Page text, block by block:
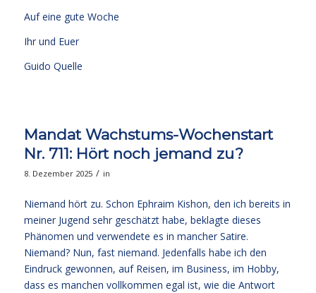
Auf eine gute Woche
Ihr und Euer
Guido Quelle
Mandat Wachstums-Wochenstart
Nr. 711: Hört noch jemand zu?
8. Dezember 2025 / in
Niemand hört zu. Schon Ephraim Kishon, den ich bereits in
meiner Jugend sehr geschätzt habe, beklagte dieses
Phänomen und verwendete es in mancher Satire.
Niemand? Nun, fast niemand. Jedenfalls habe ich den
Eindruck gewonnen, auf Reisen, im Business, im Hobby,
dass es manchen vollkommen egal ist, wie die Antwort